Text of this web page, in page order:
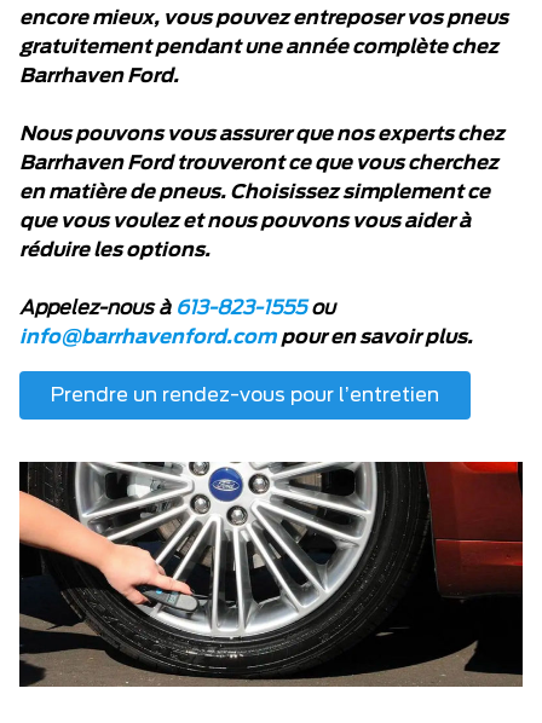
encore mieux, vous pouvez entreposer vos pneus
gratuitement pendant une année complète chez
Barrhaven Ford.
Nous pouvons vous assurer que nos experts chez
Barrhaven Ford trouveront ce que vous cherchez
en matière de pneus. Choisissez simplement ce
que vous voulez et nous pouvons vous aider à
réduire les options.
Appelez-nous à 613-823-1555ou
info@barrhavenford.com pour en savoir plus.
Prendre un rendez-vous pour l’entretien